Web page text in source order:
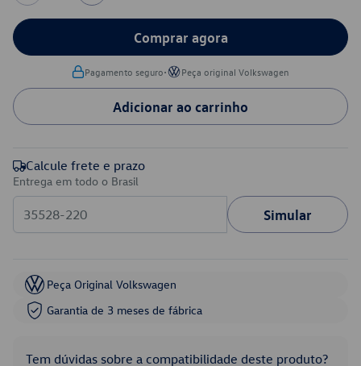
Comprar agora
Pagamento seguro• Peça original Volkswagen
Adicionar ao carrinho
Calcule frete e prazo
Entrega em todo o Brasil
Simular
Peça Original Volkswagen
Garantia de 3 meses de fábrica
Tem dúvidas sobre a compatibilidade deste produto?